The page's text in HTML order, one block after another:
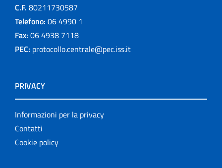
C.F. 80211730587
Telefono: 06 4990 1
Fax: 06 4938 7118
PEC: protocollo.centrale@pec.iss.it
PRIVACY
Informazioni per la privacy
Contatti
Cookie policy